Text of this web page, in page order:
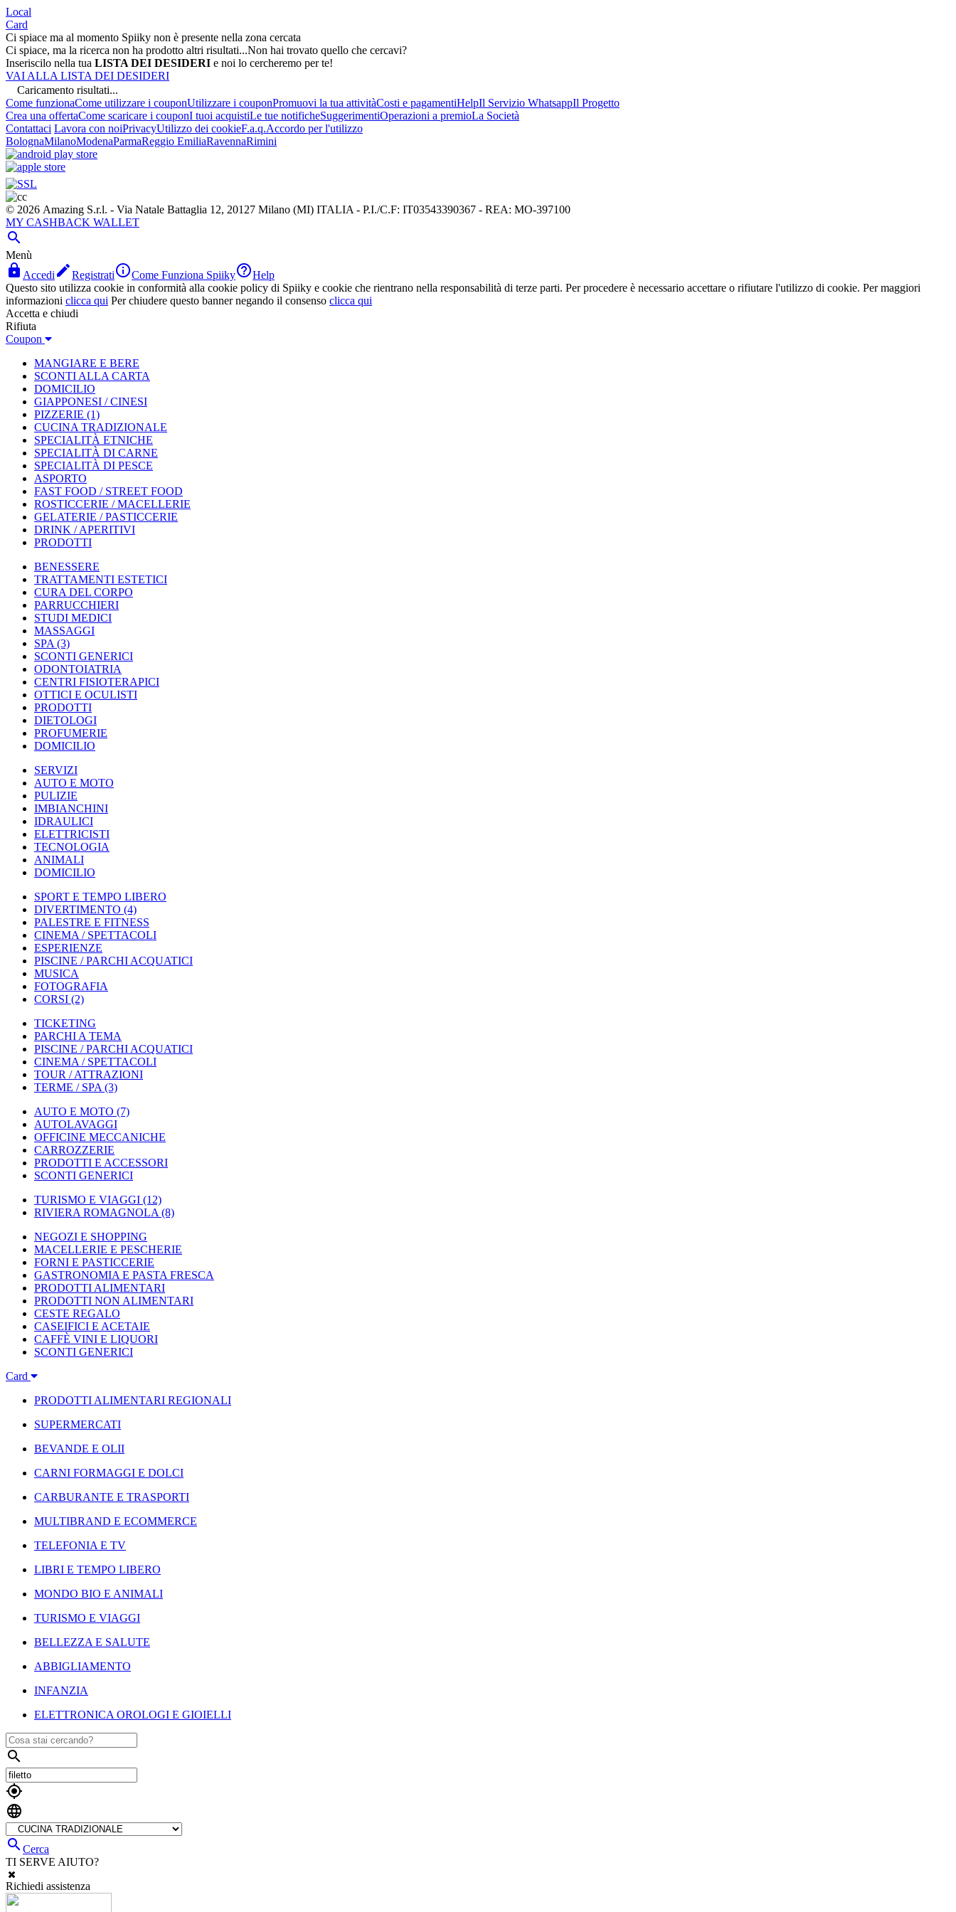
Local
Card
Ci spiace ma al momento Spiiky non è presente nella zona cercata
Ci spiace, ma la ricerca non ha prodotto altri risultati...Non hai trovato quello che cercavi?
Inseriscilo nella tua LISTA DEI DESIDERI e noi lo cercheremo per te!
VAI ALLA LISTA DEI DESIDERI
Caricamento risultati...
Come funzionaCome utilizzare i couponUtilizzare i couponPromuovi la tua attivitàCosti e pagamentiHelpIl Servizio WhatsappIl Progetto
Crea una offertaCome scaricare i couponI tuoi acquistiLe tue notificheSuggerimentiOperazioni a premioLa Società
Contattaci Lavora con noiPrivacyUtilizzo dei cookieF.a.q.Accordo per l'utilizzo
BolognaMilanoModenaParmaReggio EmiliaRavennaRimini
© 2026 Amazing S.r.l. - Via Natale Battaglia 12, 20127 Milano (MI) ITALIA - P.I./C.F: IT03543390367 - REA: MO-397100
MY CASHBACK WALLET

Menù
 Accedi RegistratiCome Funziona SpiikyHelp
Questo sito utilizza cookie in conformità alla cookie policy di Spiiky e cookie che rientrano nella responsabilità di terze parti. Per procedere è necessario accettare o rifiutare l'utilizzo di cookie. Per maggiori
informazioni clicca qui Per chiudere questo banner negando il consenso clicca qui
Accetta e chiudi
Rifiuta
Coupon
MANGIARE E BERE
SCONTI ALLA CARTA
DOMICILIO
GIAPPONESI / CINESI
PIZZERIE (1)
CUCINA TRADIZIONALE
SPECIALITÀ ETNICHE
SPECIALITÀ DI CARNE
SPECIALITÀ DI PESCE
ASPORTO
FAST FOOD / STREET FOOD
ROSTICCERIE / MACELLERIE
GELATERIE / PASTICCERIE
DRINK / APERITIVI
PRODOTTI
BENESSERE
TRATTAMENTI ESTETICI
CURA DEL CORPO
PARRUCCHIERI
STUDI MEDICI
MASSAGGI
SPA (3)
SCONTI GENERICI
ODONTOIATRIA
CENTRI FISIOTERAPICI
OTTICI E OCULISTI
PRODOTTI
DIETOLOGI
PROFUMERIE
DOMICILIO
SERVIZI
AUTO E MOTO
PULIZIE
IMBIANCHINI
IDRAULICI
ELETTRICISTI
TECNOLOGIA
ANIMALI
DOMICILIO
SPORT E TEMPO LIBERO
DIVERTIMENTO (4)
PALESTRE E FITNESS
CINEMA / SPETTACOLI
ESPERIENZE
PISCINE / PARCHI ACQUATICI
MUSICA
FOTOGRAFIA
CORSI (2)
TICKETING
PARCHI A TEMA
PISCINE / PARCHI ACQUATICI
CINEMA / SPETTACOLI
TOUR / ATTRAZIONI
TERME / SPA (3)
AUTO E MOTO (7)
AUTOLAVAGGI
OFFICINE MECCANICHE
CARROZZERIE
PRODOTTI E ACCESSORI
SCONTI GENERICI
TURISMO E VIAGGI (12)
RIVIERA ROMAGNOLA (8)
NEGOZI E SHOPPING
MACELLERIE E PESCHERIE
FORNI E PASTICCERIE
GASTRONOMIA E PASTA FRESCA
PRODOTTI ALIMENTARI
PRODOTTI NON ALIMENTARI
CESTE REGALO
CASEIFICI E ACETAIE
CAFFÈ VINI E LIQUORI
SCONTI GENERICI
Card
PRODOTTI ALIMENTARI REGIONALI
SUPERMERCATI
BEVANDE E OLII
CARNI FORMAGGI E DOLCI
CARBURANTE E TRASPORTI
MULTIBRAND E ECOMMERCE
TELEFONIA E TV
LIBRI E TEMPO LIBERO
MONDO BIO E ANIMALI
TURISMO E VIAGGI
BELLEZZA E SALUTE
ABBIGLIAMENTO
INFANZIA
ELETTRONICA OROLOGI E GIOIELLI



Cerca
TI SERVE AIUTO?
Richiedi assistenza